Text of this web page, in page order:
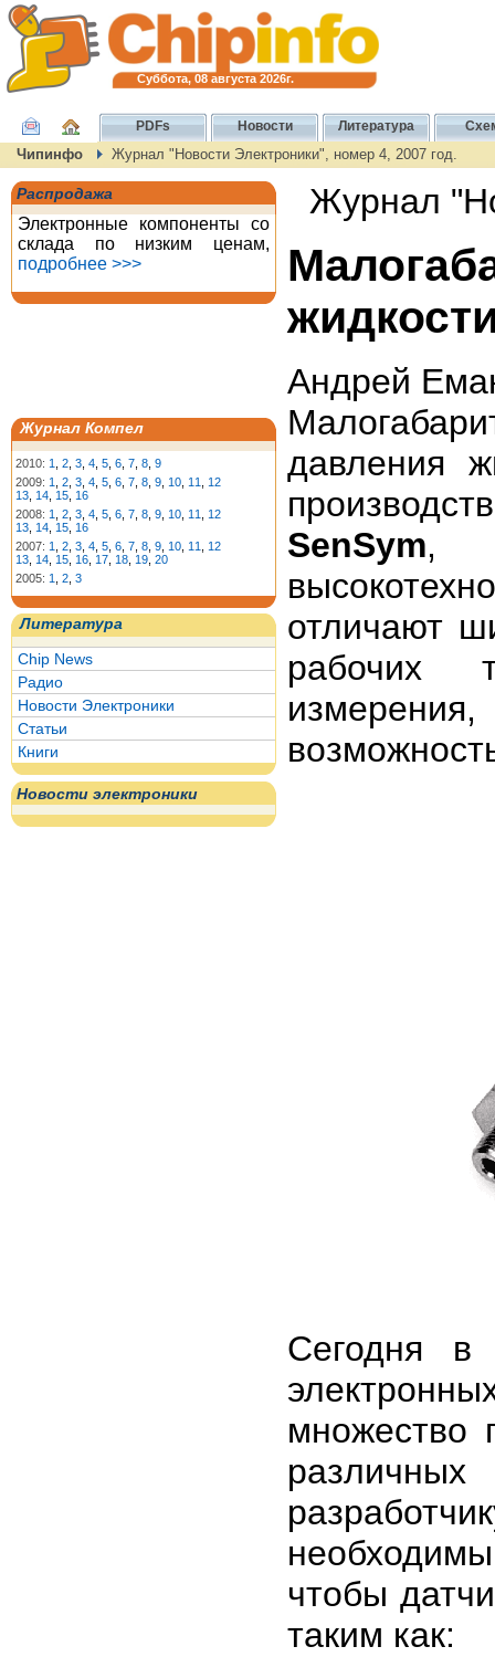
Суббота, 08 августа 2026г.
PDFs Новости Литература
Чипинфо Журнал "Новости Электроники", номер 4, 2007 год.
Распродажа
Электронные компоненты со
склада по низким ценам,
подробнее >>>
Журнал Компел
2010: 1 2 3 4 5 6 7 8 9
2009: 1 2 3 4 5 6 7 8 9 10 11
12
13 14 15 16
2008: 1 2 3 4 5 6 7 8 9 10 11
12
13 14 15 16
2007: 1 2 3 4 5 6 7 8 9 10 11
12
13 14 15 16 17 18 19 20
2005: 1 2 3
Литература
Chip News
Радио
Новости Электроники
Статьи
Книги
Новости электроники
Журнал
Андрей
давления
SenSym,
отличают
рабочих
Cегодня в
множество
чтобы
таким как: